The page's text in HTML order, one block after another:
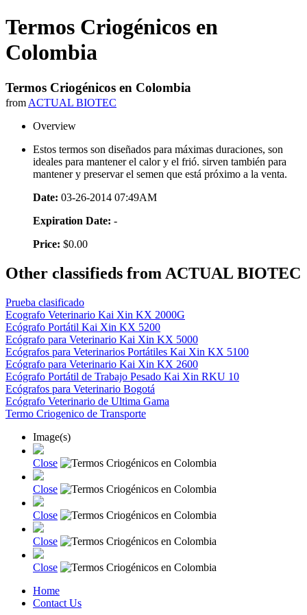
Termos Criogénicos en
Colombia
Termos Criogénicos en Colombia
from ACTUAL BIOTEC
Overview
Estos termos son diseñados para máximas duraciones, son
ideales para mantener el calor y el frió. sirven también para
mantener y preservar el semen que está próximo a la venta.
Date: 03-26-2014 07:49AM
Expiration Date: -
Price: $0.00
Other classifieds from ACTUAL BIOTEC
Prueba clasificado
Ecografo Veterinario Kai Xin KX 2000G
Ecógrafo Portátil Kai Xin KX 5200
Ecógrafo para Veterinario Kai Xin KX 5000
Ecógrafos para Veterinarios Portátiles Kai Xin KX 5100
Ecógrafo para Veterinario Kai Xin KX 2600
Ecógrafo Portátil de Trabajo Pesado Kai Xin RKU 10
Ecógrafos para Veterinario Bogotá
Ecógrafo Veterinario de Ultima Gama
Termo Criogenico de Transporte
Image(s)
Close
Close
Close
Close
Close
Home
Contact Us